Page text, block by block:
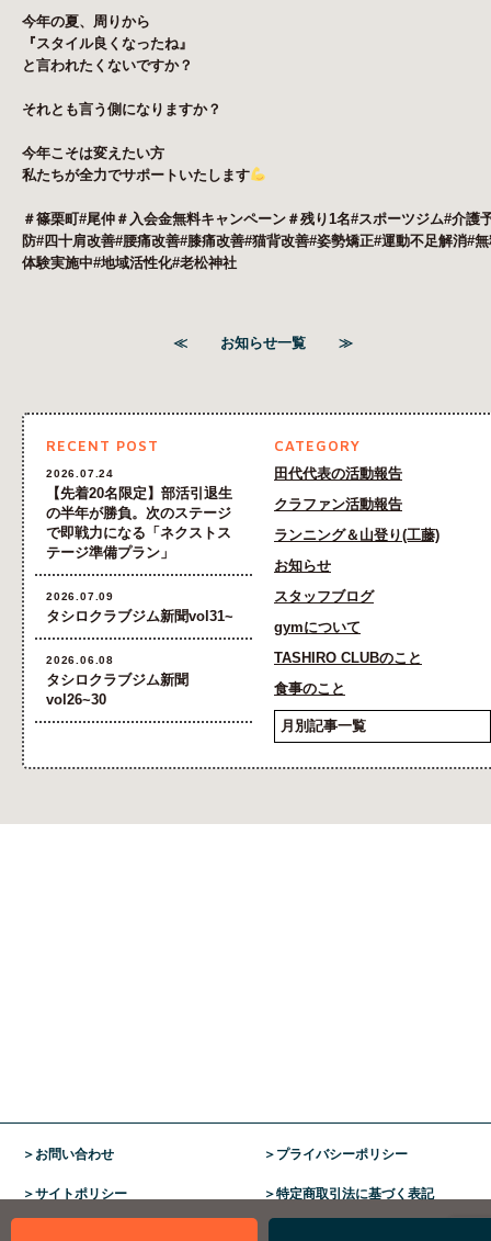
今年の夏、周りから
『スタイル良くなったね』
と言われたくないですか？
それとも言う側になりますか？
今年こそは変えたい方
私たちが全力でサポートいたします
＃篠栗町#尾仲＃入会金無料キャンペーン＃残り1名#スポーツジム#介護
防#四十肩改善#腰痛改善#膝痛改善#猫背改善#姿勢矯正#運動不足解消#
体験実施中#地域活性化#老松神社
≪ お知らせ一覧 ≫
RECENT POST
2026.07.24
【先着20名限定】部活引退生
の半年が勝負。次のステージ
で即戦力になる「ネクストス
テージ準備プラン」
2026.07.09
タシロクラブジム新聞vol31~
2026.06.08
タシロクラブジム新聞
vol26~30
CATEGORY
田代代表の活動報告
クラファン活動報告
ランニング＆山登り(工藤)
お知らせ
スタッフブログ
gymについて
TASHIRO CLUBのこと
食事のこと
お問い合わせ プライバシーポリシー
サイトポリシー 特定商取引法に基づく表記